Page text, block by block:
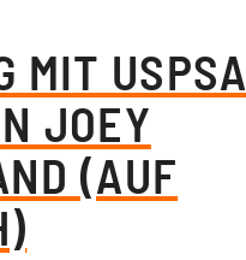
MIT USPSA
JOEY
(AUF